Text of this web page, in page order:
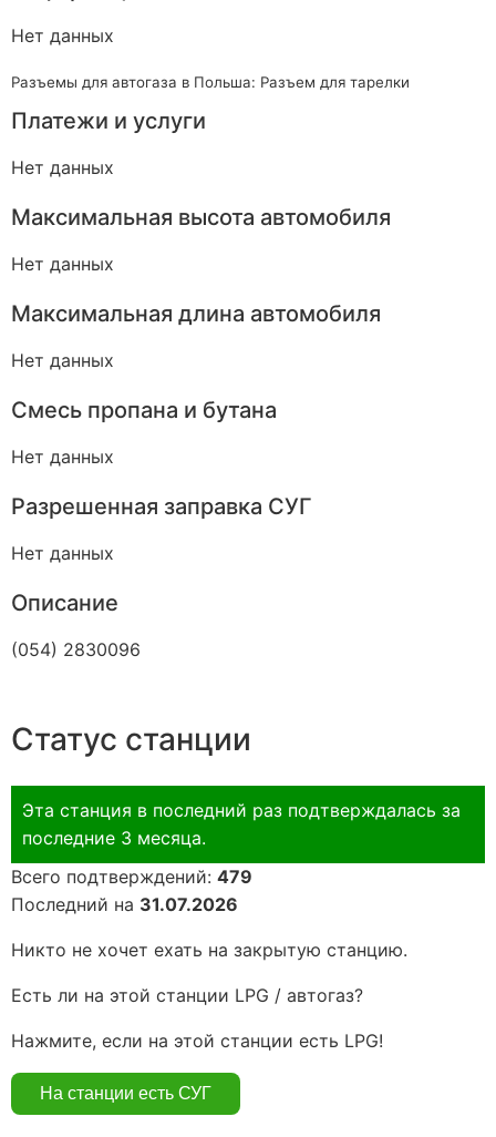
Нет данных
Разъемы для автогаза в Польша: Разъем для тарелки
Платежи и услуги
Нет данных
Максимальная высота автомобиля
Нет данных
Максимальная длина автомобиля
Нет данных
Смесь пропана и бутана
Нет данных
Разрешенная заправка СУГ
Нет данных
Описание
(054) 2830096
Статус станции
Эта станция в последний раз подтверждалась за
последние 3 месяца.
Всего подтверждений: 479
Последний на 31.07.2026
Никто не хочет ехать на закрытую станцию.
Есть ли на этой станции LPG / автогаз?
Нажмите, если на этой станции есть LPG!